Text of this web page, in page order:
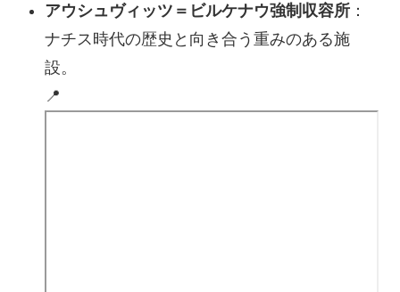
アウシュヴィッツ＝ビルケナウ強制収容所：
ナチス時代の歴史と向き合う重みのある施
設。
📍